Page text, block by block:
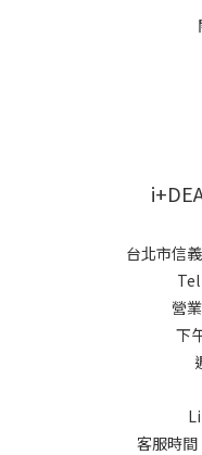
台北市信
營
下
客服時間